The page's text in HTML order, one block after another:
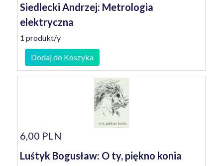
Siedlecki Andrzej: Metrologia
elektryczna
1 produkt/y
Dodaj do Koszyka
6,00 PLN
Luśtyk Bogusław: O ty, piękno konia